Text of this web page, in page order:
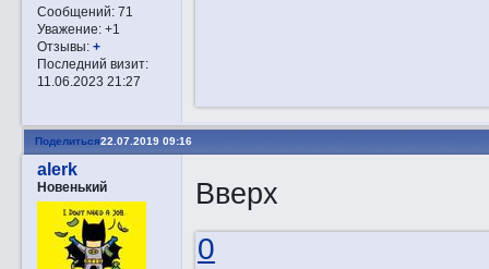
Сообщений:71
Уважение: +1
Отзывы: +
Последний визит:
11.06.2023 21:27
Поделиться22.07.2019 09:16
alerk
Новенький
Вверх
0